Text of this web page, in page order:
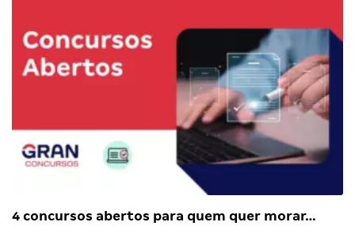
4 concursos abertos para quem quer morar…